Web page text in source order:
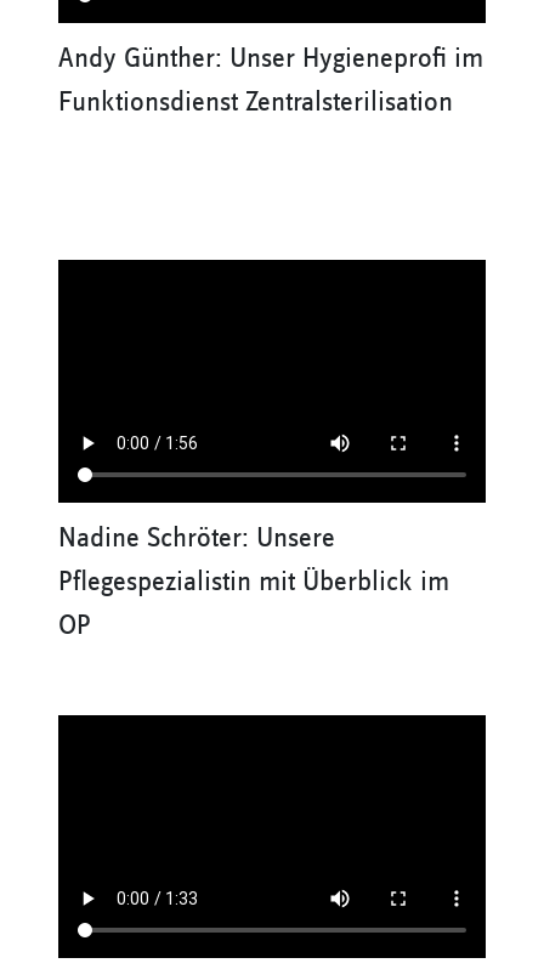
Andy Günther: Unser Hygieneprofi im
Funktionsdienst Zentralsterilisation
Nadine Schröter: Unsere
Pflegespezialistin mit Überblick im
OP